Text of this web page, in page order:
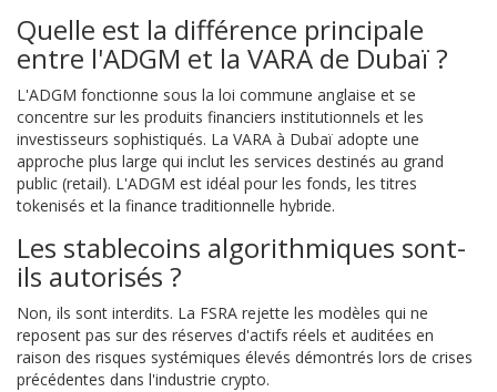
Quelle est la différence principale
entre l'ADGM et la VARA de Dubaï ?
L'ADGM fonctionne sous la loi commune anglaise et se
concentre sur les produits financiers institutionnels et les
investisseurs sophistiqués. La VARA à Dubaï adopte une
approche plus large qui inclut les services destinés au grand
public (retail). L'ADGM est idéal pour les fonds, les titres
tokenisés et la finance traditionnelle hybride.
Les stablecoins algorithmiques sont-
ils autorisés ?
Non, ils sont interdits. La FSRA rejette les modèles qui ne
reposent pas sur des réserves d'actifs réels et auditées en
raison des risques systémiques élevés démontrés lors de crises
précédentes dans l'industrie crypto.